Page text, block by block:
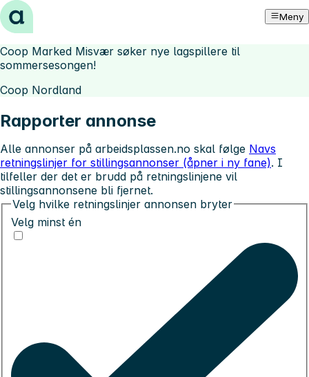
Hopp til innhold Meny
Coop Marked Misvær søker nye lagspillere til
sommersesongen!
Coop Nordland
Rapporter annonse
Alle annonser på arbeidsplassen.no skal følge Navs
retningslinjer for stillingsannonser (åpner i ny fane). I
tilfeller der det er brudd på retningslinjene vil
stillingsannonsene bli fjernet.
Velg hvilke retningslinjer annonsen bryter
Velg minst én